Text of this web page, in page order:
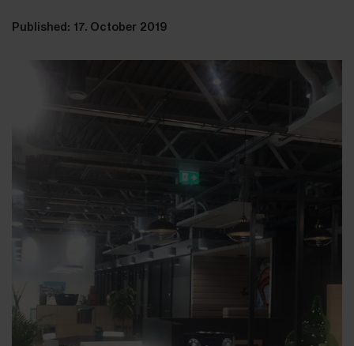
Published: 17. October 2019